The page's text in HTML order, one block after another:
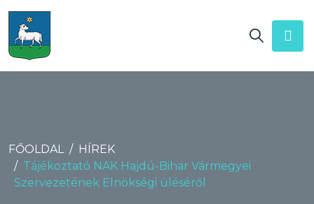
FŐOLDAL
HÍREK
Tájékoztató NAK Hajdú-Bihar Vármegyei
Szervezetének Elnökségi üléséről